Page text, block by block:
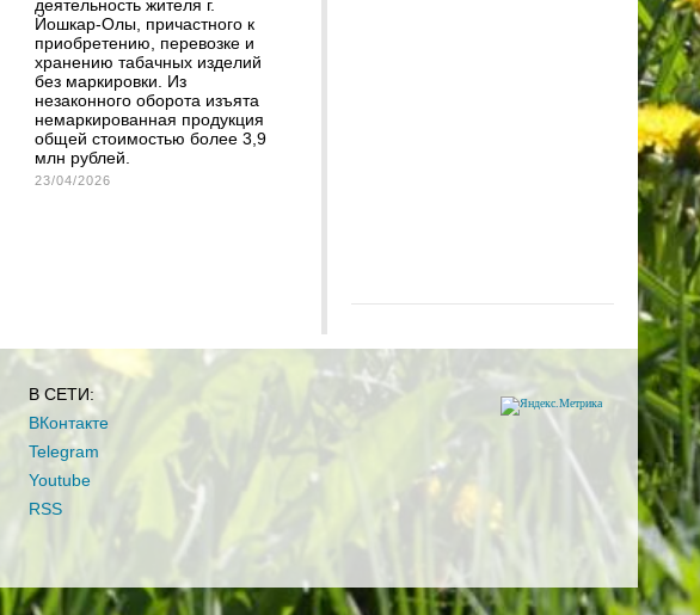
деятельность жителя г.
Йошкар-Олы, причастного к
приобретению, перевозке и
хранению табачных изделий
без маркировки. Из
незаконного оборота изъята
немаркированная продукция
общей стоимостью более 3,9
млн рублей.
23/04/2026
В СЕТИ:
ВКонтакте
Telegram
Youtube
RSS